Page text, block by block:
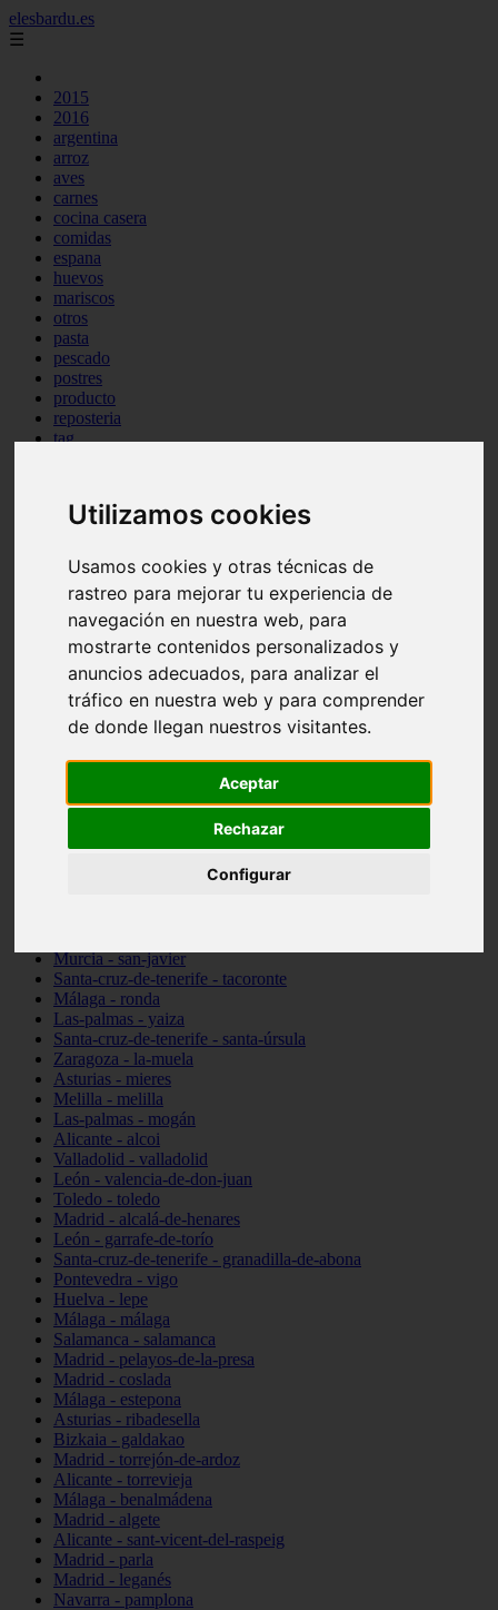
Utilizamos cookies
Usamos cookies y otras técnicas de
rastreo para mejorar tu experiencia de
navegación en nuestra web, para
mostrarte contenidos personalizados y
anuncios adecuados, para analizar el
tráfico en nuestra web y para comprender
de donde llegan nuestros visitantes.
Aceptar
Rechazar
Configurar
elesbardu.es
☰
2015
2016
argentina
arroz
aves
carnes
cocina casera
comidas
espana
huevos
mariscos
otros
pasta
pescado
postres
producto
reposteria
tag
Madrid - pozuelo-de-alarcón
Cádiz - algodonales
Illes-balears - inca
Madrid - madrid
Málaga - torremolinos
Asturias - oviedo
Cádiz - el-puerto-de-santa-maría
Asturias - aller
Toledo - illescas
álava - vitoria-gasteiz
Málaga - marbella
Zaragoza - zaragoza
Valencia - valencia
Murcia - san-javier
Santa-cruz-de-tenerife - tacoronte
Málaga - ronda
Las-palmas - yaiza
Santa-cruz-de-tenerife - santa-úrsula
Zaragoza - la-muela
Asturias - mieres
Melilla - melilla
Las-palmas - mogán
Alicante - alcoi
Valladolid - valladolid
León - valencia-de-don-juan
Toledo - toledo
Madrid - alcalá-de-henares
León - garrafe-de-torío
Santa-cruz-de-tenerife - granadilla-de-abona
Pontevedra - vigo
Huelva - lepe
Málaga - málaga
Salamanca - salamanca
Madrid - pelayos-de-la-presa
Madrid - coslada
Málaga - estepona
Asturias - ribadesella
Bizkaia - galdakao
Madrid - torrejón-de-ardoz
Alicante - torrevieja
Málaga - benalmádena
Madrid - algete
Alicante - sant-vicent-del-raspeig
Madrid - parla
Madrid - leganés
Navarra - pamplona